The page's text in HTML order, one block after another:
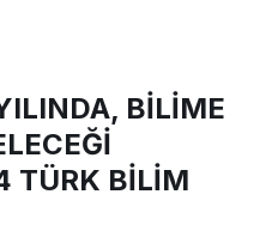
BİLİME
TÜRK BİLİM